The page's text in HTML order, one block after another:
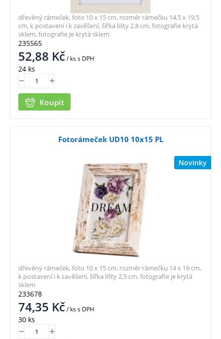
235565
52,88 Kč/ kss DPH
24 ks
Koupit
dřevěný rámeček, foto 10 x 15 cm, rozměr rámečku 14,5 x 19,5
cm, k postavení i k zavěšení, šířka lišty 2,8 cm, fotografie krytá
sklem, fotografie je krytá sklem
Novinky
Fotorámeček UD10 10x15 PL
233678
74,35 Kč/ kss DPH
30 ks
dřevěný rámeček, foto 10 x 15 cm, rozměr rámečku 14 x 19 cm,
k postavení i k zavěšení, šířka lišty 2,5 cm, fotografie je krytá
sklem